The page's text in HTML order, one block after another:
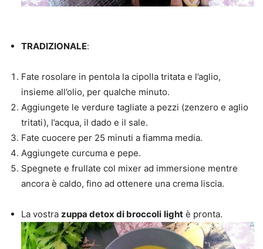
TRADIZIONALE:
Fate rosolare in pentola la cipolla tritata e l’aglio,
insieme all’olio, per qualche minuto.
Aggiungete le verdure tagliate a pezzi (zenzero e aglio
tritati), l’acqua, il dado e il sale.
Fate cuocere per 25 minuti a fiamma media.
Aggiungete curcuma e pepe.
Spegnete e frullate col mixer ad immersione mentre
ancora è caldo, fino ad ottenere una crema liscia.
La vostra zuppa detox di broccoli light è pronta.